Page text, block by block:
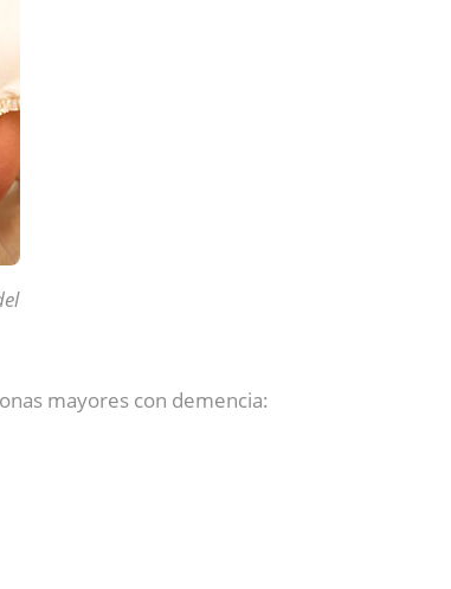
mayores con demencia: